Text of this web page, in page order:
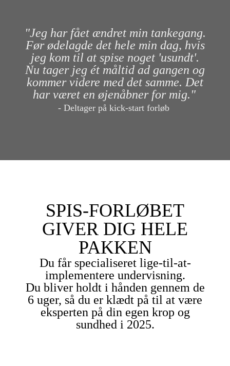
"Jeg har fået ændret min tankegang.
Før ødelagde det hele min dag, hvis
jeg kom til at spise noget 'usundt'.
Nu tager jeg ét måltid ad gangen og
kommer videre med det samme. Det
har været en øjenåbner for mig."
- Deltager på kick-start forløb
SPIS-FORLØBET
GIVER DIG HELE
PAKKEN
Du får specialiseret lige-til-at-
implementere undervisning.
Du bliver holdt i hånden gennem de
6 uger, så du er klædt på til at være
eksperten på din egen krop og
sundhed i 2025.